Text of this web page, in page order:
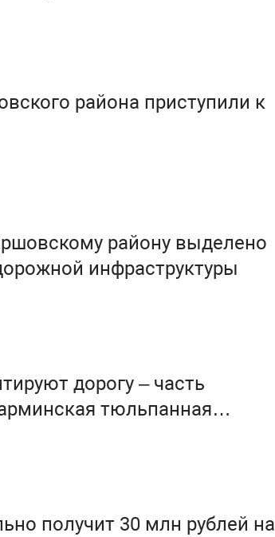
района приступили к
району выделено
инфраструктуры
дорогу – часть
тюльпанная
получит 30 млн рублей на